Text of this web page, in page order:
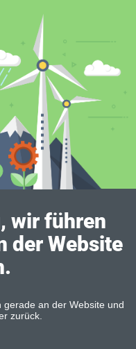
wir führen
der Website
an der Website und
zurück.